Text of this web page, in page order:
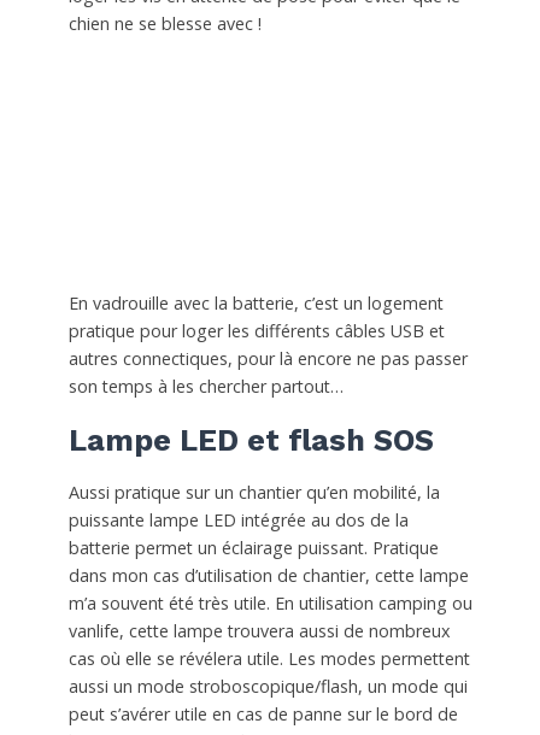
chien ne se blesse avec !
En vadrouille avec la batterie, c’est un logement
pratique pour loger les différents câbles USB et
autres connectiques, pour là encore ne pas passer
son temps à les chercher partout…
Lampe LED et flash SOS
Aussi pratique sur un chantier qu’en mobilité, la
puissante lampe LED intégrée au dos de la
batterie permet un éclairage puissant. Pratique
dans mon cas d’utilisation de chantier, cette lampe
m’a souvent été très utile. En utilisation camping ou
vanlife, cette lampe trouvera aussi de nombreux
cas où elle se révélera utile. Les modes permettent
aussi un mode stroboscopique/flash, un mode qui
peut s’avérer utile en cas de panne sur le bord de